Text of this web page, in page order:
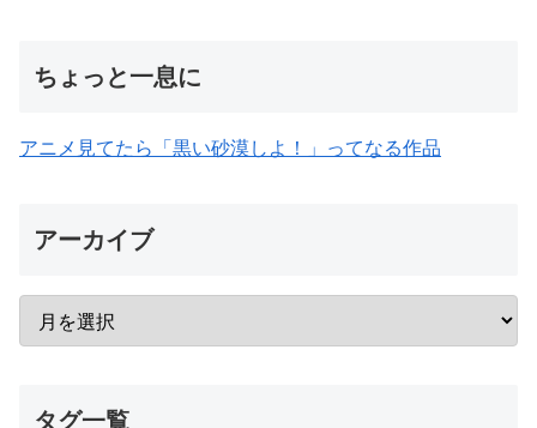
ちょっと一息に
アニメ見てたら「黒い砂漠しよ！」ってなる作品
アーカイブ
タグ一覧